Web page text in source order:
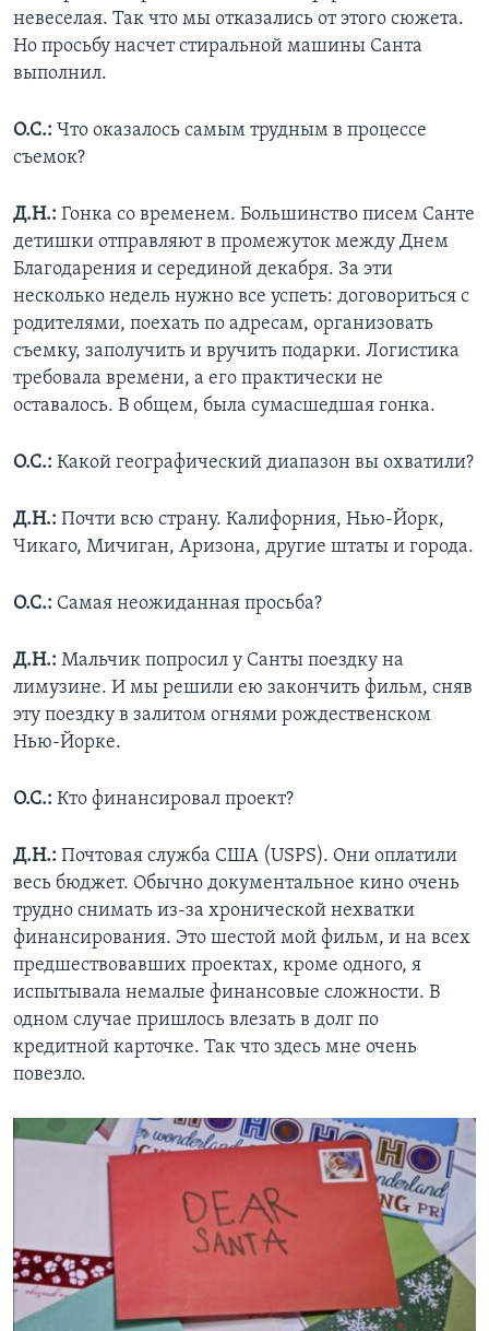
невеселая. Так что мы отказались от этого сюжета.
Но просьбу насчет стиральной машины Санта
выполнил.
О.С.: Что оказалось самым трудным в процессе
съемок?
Д.Н.: Гонка со временем. Большинство писем Санте
детишки отправляют в промежуток между Днем
Благодарения и серединой декабря. За эти
несколько недель нужно все успеть: договориться с
родителями, поехать по адресам, организовать
съемку, заполучить и вручить подарки. Логистика
требовала времени, а его практически не
оставалось. В общем, была сумасшедшая гонка.
О.С.: Какой географический диапазон вы охватили?
Д.Н.: Почти всю страну. Калифорния, Нью-Йорк,
Чикаго, Мичиган, Аризона, другие штаты и города.
О.С.: Самая неожиданная просьба?
Д.Н.: Мальчик попросил у Санты поездку на
лимузине. И мы решили ею закончить фильм, сняв
эту поездку в залитом огнями рождественском
Нью-Йорке.
О.С.: Кто финансировал проект?
Д.Н.: Почтовая служба США (USPS). Они оплатили
весь бюджет. Обычно документальное кино очень
трудно снимать из-за хронической нехватки
финансирования. Это шестой мой фильм, и на всех
предшествовавших проектах, кроме одного, я
испытывала немалые финансовые сложности. В
одном случае пришлось влезать в долг по
кредитной карточке. Так что здесь мне очень
повезло.